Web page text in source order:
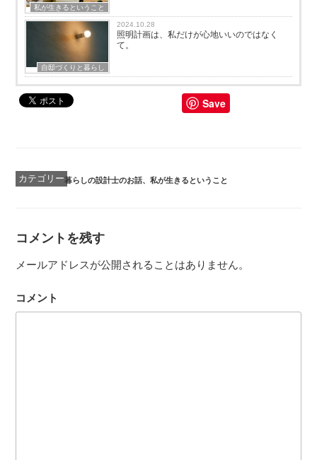
私が生きるということ
自邸づくりと暮らし
2024.10.28
照明計画は、私だけが心地いいのではなく
て。
Save
カ
暮らしの設計士のお話、 私が生きるということ
コメントを残す
メールアドレスが公開されることはありません。
コメント